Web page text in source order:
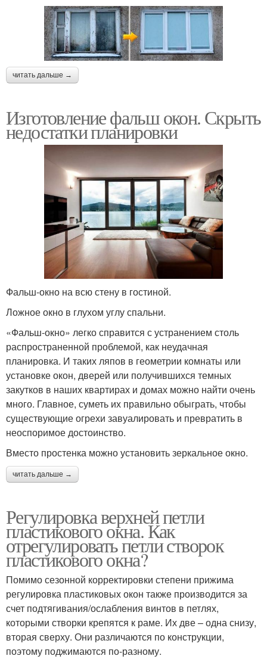
читать дальше →
Изготовление фальш окон. Скрыть
недостатки планировки
Фальш-окно на всю стену в гостиной.
Ложное окно в глухом углу спальни.
«Фальш-окно» легко справится с устранением столь
распространенной проблемой, как неудачная
планировка. И таких ляпов в геометрии комнаты или
установке окон, дверей или получившихся темных
закутков в наших квартирах и домах можно найти очень
много. Главное, суметь их правильно обыграть, чтобы
существующие огрехи завуалировать и превратить в
неоспоримое достоинство.
Вместо простенка можно установить зеркальное окно.
читать дальше →
Регулировка верхней петли
пластикового окна. Как
отрегулировать петли створок
пластикового окна?
Помимо сезонной корректировки степени прижима
регулировка пластиковых окон также производится за
счет подтягивания/ослабления винтов в петлях,
которыми створки крепятся к раме. Их две – одна снизу,
вторая сверху. Они различаются по конструкции,
поэтому поджимаются по-разному.